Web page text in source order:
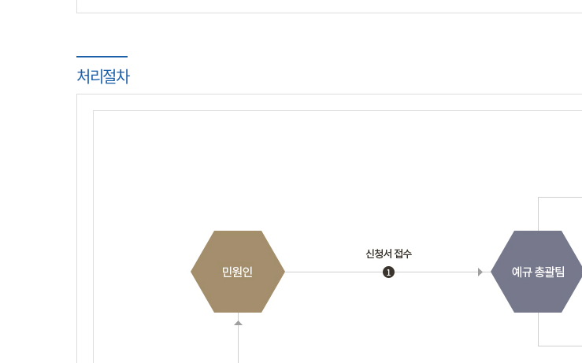
처리절차